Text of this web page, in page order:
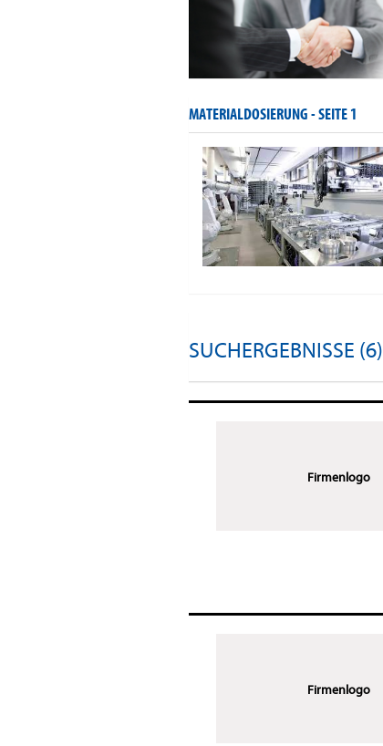
MATERIALDOSIERUNG -SEITE 1
SUCHERGEBNISSE (6)
Firmenlogo
Firmenlogo